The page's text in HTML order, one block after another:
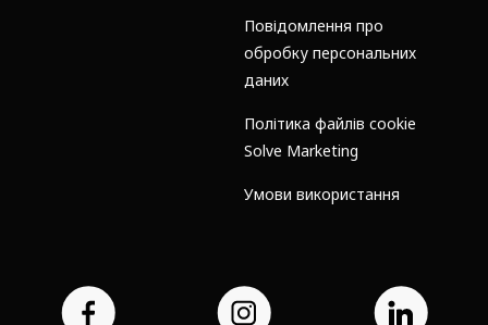
Повідомлення про
обробку персональних
даних
Політика файлів cookie
Solve Marketing
Умови використання